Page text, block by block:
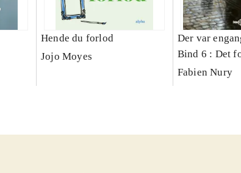
Hende du forlod
Jojo Moyes
Der var
Bind 6 : Det
Fabien Nury